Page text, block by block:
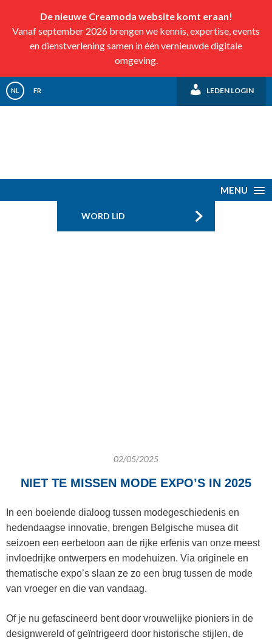
De nieuwe Creamoda website komt eraan!
Vanaf september 2026 brengen we kennis, expertise, events
en dienstverlening samen in één vernieuwde digitale
omgeving.
NL FR LEDEN LOGIN
MENU
WORD LID
02/05/2025
NIET TE MISSEN MODE EXPO’S IN 2025
In een boeiende dialoog tussen modegeschiedenis en
hedendaagse innovatie, brengen Belgische musea dit
seizoen een eerbetoon aan de rijke erfenis van onze meest
invloedrijke ontwerpers en modehuizen. Via originele en
thematische expo’s slaan ze zo een brug tussen de mode
van vroeger en die van vandaag.
Of je nu gefascineerd bent door vrouwelijke pioniers in de
designwereld of geïntrigeerd door historische stijlen, de